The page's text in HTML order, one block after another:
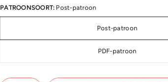
PATROONSOORT: Post-patroon
Post-patroon
PDF-patroon